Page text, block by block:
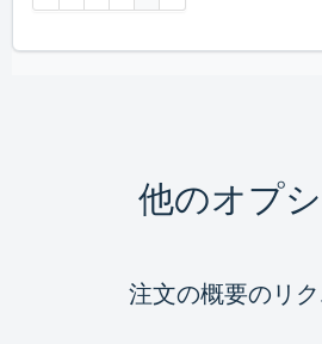
他のオプ
注文の概要のリク